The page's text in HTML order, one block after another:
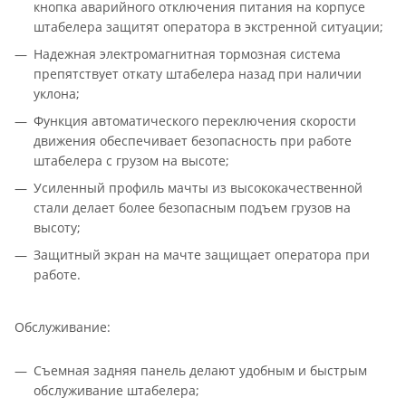
кнопка аварийного отключения питания на корпусе
штабелера защитят оператора в экстренной ситуации;
Надежная электромагнитная тормозная система
препятствует откату штабелера назад при наличии
уклона;
Функция автоматического переключения скорости
движения обеспечивает безопасность при работе
штабелера с грузом на высоте;
Усиленный профиль мачты из высококачественной
стали делает более безопасным подъем грузов на
высоту;
Защитный экран на мачте защищает оператора при
работе.
Обслуживание:
Съемная задняя панель делают удобным и быстрым
обслуживание штабелера;